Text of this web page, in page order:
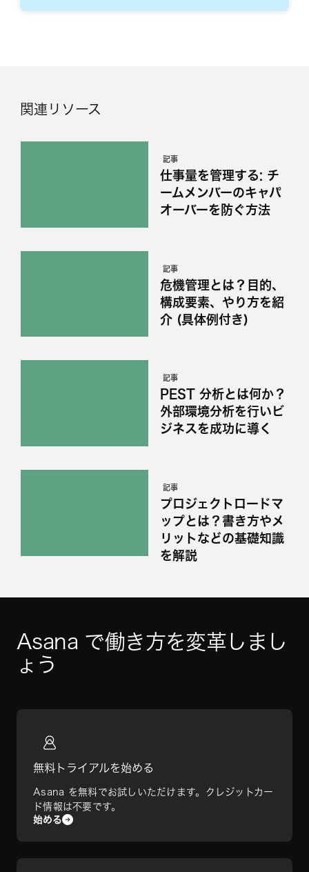
関連リソース
記事
仕事量を管理する: チ
ームメンバーのキャパ
オーバーを防ぐ方法
記事
危機管理とは？目的、
構成要素、やり方を紹
介 (具体例付き)
記事
PEST 分析とは何か？
外部環境分析を行いビ
ジネスを成功に導く
記事
プロジェクトロードマ
ップとは？書き方やメ
リットなどの基礎知識
を解説
Asana で働き方を変革しまし
ょう
無料トライアルを始める
Asana を無料でお試しいただけます。クレジットカー
ド情報は不要です。
始める